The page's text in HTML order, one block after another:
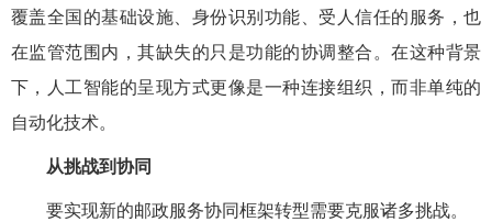
覆盖全国的基础设施、身份识别功能、受人信任的服务，也
在监管范围内，其缺失的只是功能的协调整合。在这种背景
下，人工智能的呈现方式更像是一种连接组织，而非单纯的
自动化技术。
从挑战到协同
要实现新的邮政服务协同框架转型需要克服诸多挑战。